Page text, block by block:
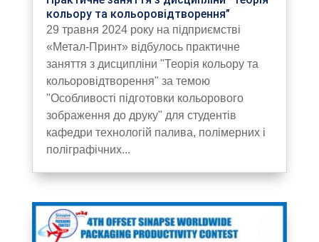
кольору та кольоровідтворення”
29 травня 2024 року на підприємстві
«Метал-Принт» відбулось практичне
заняття з дисципліни "Теорія кольору та
кольоровідтворення" за темою
"Особливості підготовки кольорового
зображення до друку" для студентів
кафедри технологій палива, полімерних і
поліграфічних...